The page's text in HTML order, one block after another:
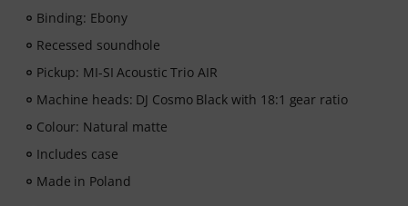
Binding: Ebony
Recessed soundhole
Pickup: MI-SI Acoustic Trio AIR
Machine heads: DJ Cosmo Black with 18:1 gear ratio
Colour: Natural matte
Includes case
Made in Poland